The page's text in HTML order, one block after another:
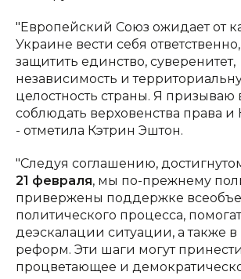
"Европейский Союз ожидает от
Украине вести себя
защитить единство, суверенитет,
независимость и
целостность страны. Я призываю
соблюдать верховенства права и
- отметила Кэтрин Эштон.
"Следуя соглашению,
21 февраля, мы по-прежнему
привержены поддержке
политического процесса,
деэскалации ситуации, а также
реформ. Эти шаги могут
процветающее и